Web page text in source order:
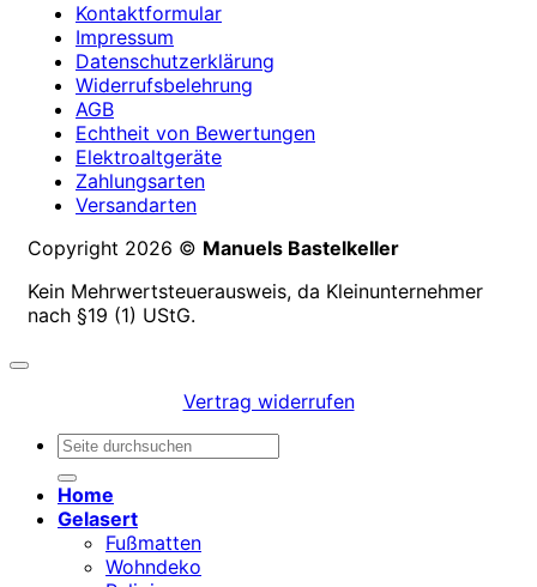
Kontaktformular
Impressum
Datenschutzerklärung
Widerrufsbelehrung
AGB
Echtheit von Bewertungen
Elektroaltgeräte
Zahlungsarten
Versandarten
Copyright 2026 © Manuels Bastelkeller
Kein Mehrwertsteuerausweis, da Kleinunternehmer
nach §19 (1) UStG.
Vertrag widerrufen
Suchen
Home
Gelasert
Fußmatten
Wohndeko